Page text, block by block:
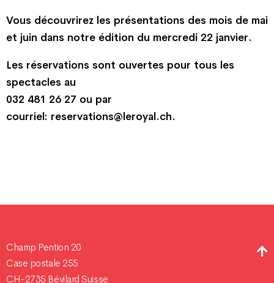
Vous découvrirez les présentations des mois de mai
et juin dans notre édition du mercredi 22 janvier.
Les réservations sont ouvertes pour tous les
spectacles au
032 481 26 27 ou par
courriel: reservations@leroyal.ch.
Champ Pention 20
Case postale 255
CH-2735 Bévilard Suisse